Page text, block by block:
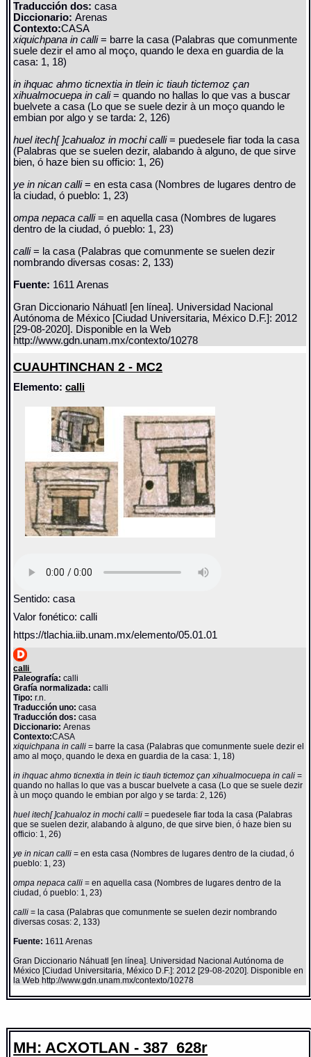
Traducción dos: casa
Diccionario:Arenas
Contexto:CASA
xiquichpana in calli= barre la casa (Palabras que comunmente
suele dezir el amo al moço, quando le dexa en guardia de la
casa: 1, 18)
in ihquac ahmo ticnextia in tlein ic tiauh tictemoz çan
xihualmocuepa in cali= quando no hallas lo que vas a buscar
buelvete a casa (Lo que se suele dezir à un moço quando le
embian por algo y se tarda: 2, 126)
huel itech[ ]cahualoz in mochi calli= puedesele fiar toda la casa
(Palabras que se suelen dezir, alabando à alguno, de que sirve
bien, ó haze bien su officio: 1, 26)
ye in nican calli= en esta casa (Nombres de lugares dentro de
la ciudad, ó pueblo: 1, 23)
ompa nepaca calli= en aquella casa (Nombres de lugares
dentro de la ciudad, ó pueblo: 1, 23)
calli= la casa (Palabras que comunmente se suelen dezir
nombrando diversas cosas: 2, 133)
Fuente: 1611 Arenas
Gran Diccionario Náhuatl [en línea]. Universidad Nacional
Autónoma de México [Ciudad Universitaria, México D.F.]: 2012
[29-08-2020]. Disponible en la Web
http://www.gdn.unam.mx/contexto/10278
CUAUHTINCHAN 2 - MC2
Elemento:calli
Sentido: casa
Valor fonético: calli
https://tlachia.iib.unam.mx/elemento/05.01.01
calli
Paleografía: calli
Grafía normalizada: calli
Tipo: r.n.
Traducción uno: casa
Traducción dos: casa
Diccionario:Arenas
Contexto:CASA
xiquichpana in calli= barre la casa (Palabras que comunmente suele dezir el
amo al moço, quando le dexa en guardia de la casa: 1, 18)
in ihquac ahmo ticnextia in tlein ic tiauh tictemoz çan xihualmocuepa in cali=
quando no hallas lo que vas a buscar buelvete a casa (Lo que se suele dezir
à un moço quando le embian por algo y se tarda: 2, 126)
huel itech[ ]cahualoz in mochi calli= puedesele fiar toda la casa (Palabras
que se suelen dezir, alabando à alguno, de que sirve bien, ó haze bien su
officio: 1, 26)
ye in nican calli= en esta casa (Nombres de lugares dentro de la ciudad, ó
pueblo: 1, 23)
ompa nepaca calli= en aquella casa (Nombres de lugares dentro de la
ciudad, ó pueblo: 1, 23)
calli= la casa (Palabras que comunmente se suelen dezir nombrando
diversas cosas: 2, 133)
Fuente: 1611 Arenas
Gran Diccionario Náhuatl [en línea]. Universidad Nacional Autónoma de
México [Ciudad Universitaria, México D.F.]: 2012 [29-08-2020]. Disponible en
la Web http://www.gdn.unam.mx/contexto/10278
MH: ACXOTLAN - 387_628r